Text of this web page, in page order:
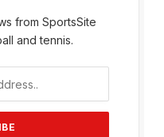
from SportsSite
and tennis.